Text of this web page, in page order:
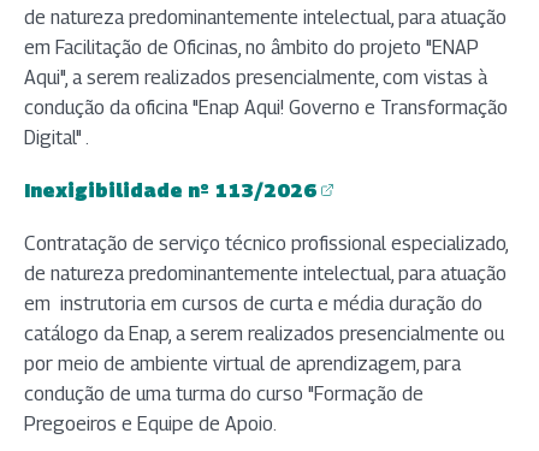
de natureza predominantemente intelectual, para atuação
em Facilitação de Oficinas, no âmbito do projeto "ENAP
Aqui", a serem realizados presencialmente, com vistas à
condução da oficina "Enap Aqui! Governo e Transformação
Digital" .
Inexigibilidade nº 113/2026
(abre em nova aba)
Contratação de serviço técnico profissional especializado,
de natureza predominantemente intelectual, para atuação
em instrutoria em cursos de curta e média duração do
catálogo da Enap, a serem realizados presencialmente ou
por meio de ambiente virtual de aprendizagem, para
condução de uma turma do curso "Formação de
Pregoeiros e Equipe de Apoio.